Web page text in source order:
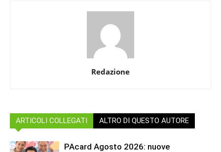
Redazione
ARTICOLI COLLEGATI ALTRO DI QUESTO AUTORE
PAcard Agosto 2026: nuove